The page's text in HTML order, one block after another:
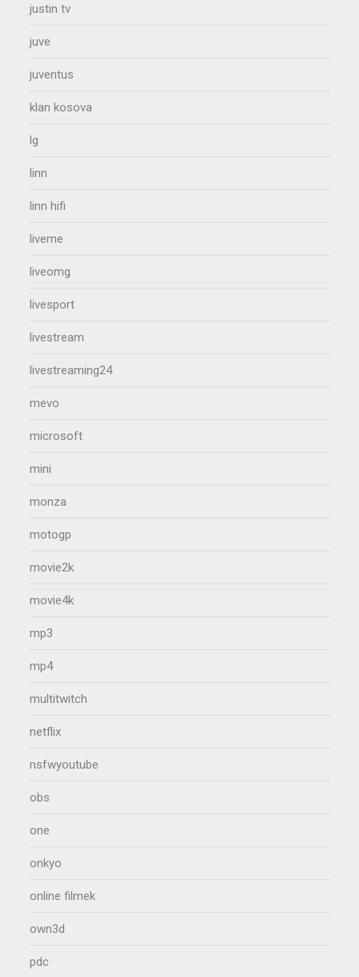
justin tv
juve
juventus
klan kosova
lg
linn
linn hifi
liveme
liveomg
livesport
livestream
livestreaming24
mevo
microsoft
mini
monza
motogp
movie2k
movie4k
mp3
mp4
multitwitch
netflix
nsfwyoutube
obs
one
onkyo
online filmek
own3d
pdc